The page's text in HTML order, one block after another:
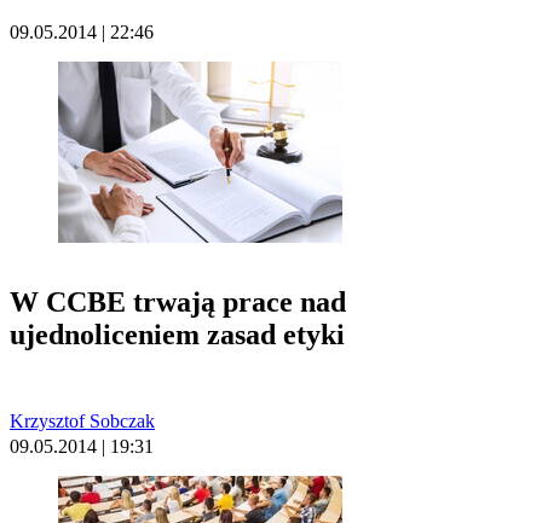
09.05.2014 | 22:46
W CCBE trwają prace nad
ujednoliceniem zasad etyki
Krzysztof Sobczak
09.05.2014 | 19:31